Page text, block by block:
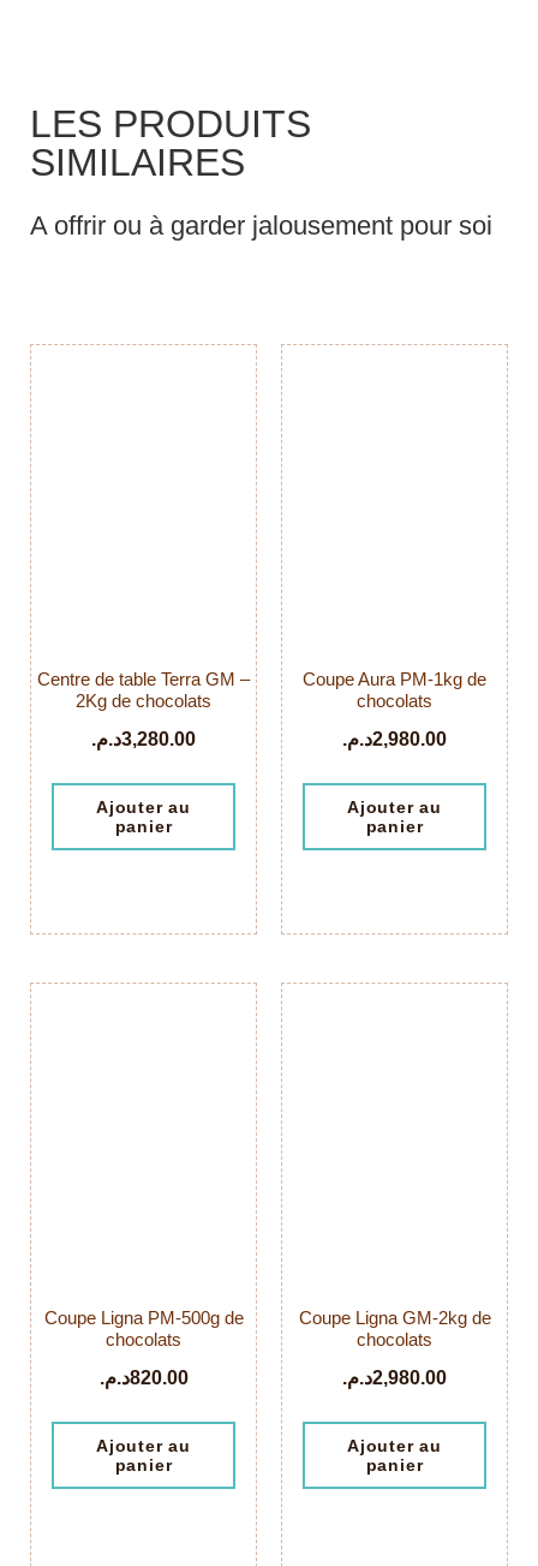
LES PRODUITS
SIMILAIRES
A offrir ou à garder jalousement pour soi
Centre de table Terra GM –
2Kg de chocolats
3,280.00د.م.
Ajouter au
panier
Coupe Aura PM-1kg de
chocolats
2,980.00د.م.
Ajouter au
panier
Coupe Ligna PM-500g de
chocolats
820.00د.م.
Ajouter au
panier
Coupe Ligna GM-2kg de
chocolats
2,980.00د.م.
Ajouter au
panier